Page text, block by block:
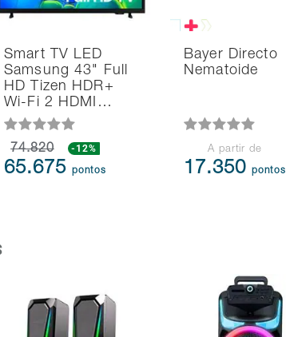
Smart TV LED
Samsung 43" Full
HD Tizen HDR+
Wi-Fi 2 HDMI…
74.820 -12%
65.675pontos
Bayer Directo
Nematoide
A partir de
17.350pontos